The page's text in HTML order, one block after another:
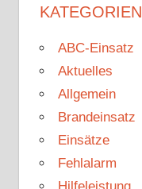
KATEGORIEN
ABC-Einsatz
Aktuelles
Allgemein
Brandeinsatz
Einsätze
Fehlalarm